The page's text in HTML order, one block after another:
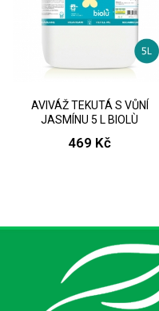
AVIVÁŽ TEKUTÁ S VŮNÍ
JASMÍNU 5 L BIOLÙ
469 Kč